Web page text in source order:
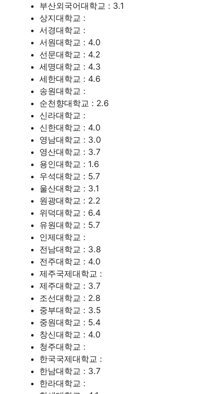
부산외국어대학교 : 3.1
상지대학교 :
서경대학교 :
서원대학교 : 4.0
선문대학교 : 4.2
세명대학교 : 4.3
세한대학교 : 4.6
송원대학교 :
순천향대학교 : 2.6
신라대학교 :
신한대학교 : 4.0
영남대학교 : 3.0
영산대학교 : 3.7
용인대학교 : 1.6
우석대학교 : 5.7
울산대학교 : 3.1
원광대학교 : 2.2
위덕대학교 : 6.4
유원대학교 : 5.7
인제대학교 :
전남대학교 : 3.8
전주대학교 : 4.0
제주국제대학교 :
제주대학교 : 3.7
조선대학교 : 2.8
중부대학교 : 3.5
중원대학교 : 5.4
창신대학교 : 4.0
청주대학교 :
한국국제대학교 :
한남대학교 : 3.7
한라대학교 :